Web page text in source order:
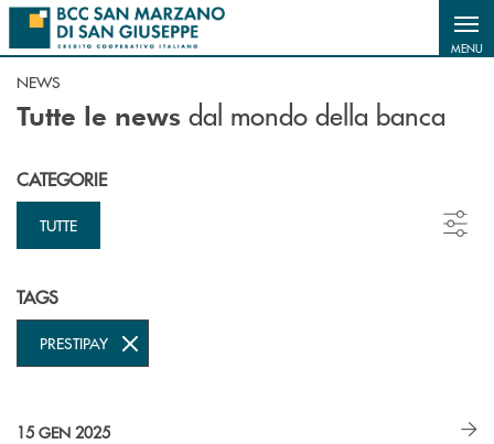
Salta al contenuto principale
MENU
NEWS
Tutte le news dal mondo della banca
CATEGORIE
TUTTE
TAGS
PRESTIPAY
15 GEN 2025